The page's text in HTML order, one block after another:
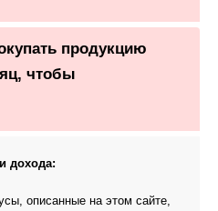
продукцию
чтобы
дохода:
описанные на этом сайте,